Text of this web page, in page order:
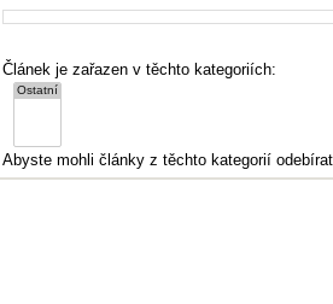
Článek je zařazen v těchto kategoriích:
Abyste mohli články z těchto kategorií